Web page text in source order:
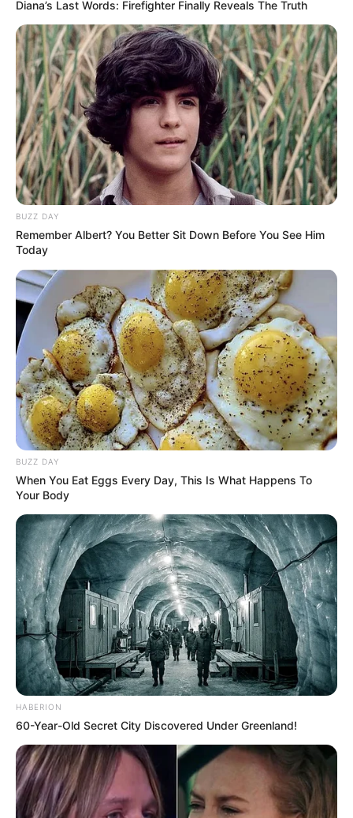
Diana’s Last Words: Firefighter Finally Reveals The Truth
BUZZ DAY
Remember Albert? You Better Sit Down Before You See Him
Today
BUZZ DAY
When You Eat Eggs Every Day, This Is What Happens To
Your Body
HABERION
60-Year-Old Secret City Discovered Under Greenland!